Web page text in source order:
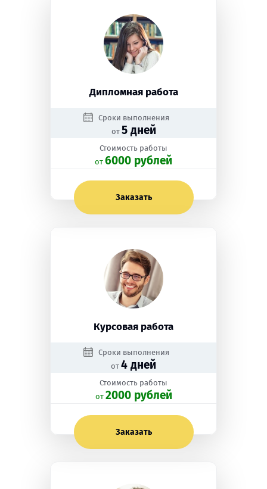
Дипломная работа
Сроки выполнения
от 5 дней
Стоимость работы
oт 6000 рублей
Заказать
Курсовая работа
Сроки выполнения
от 4 дней
Стоимость работы
oт 2000 рублей
Заказать